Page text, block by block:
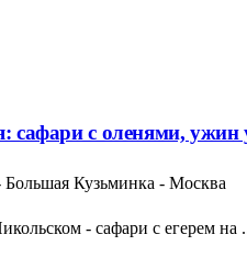
сафари с оленями,
Кузьминка - Москва
- сафари с егерем на